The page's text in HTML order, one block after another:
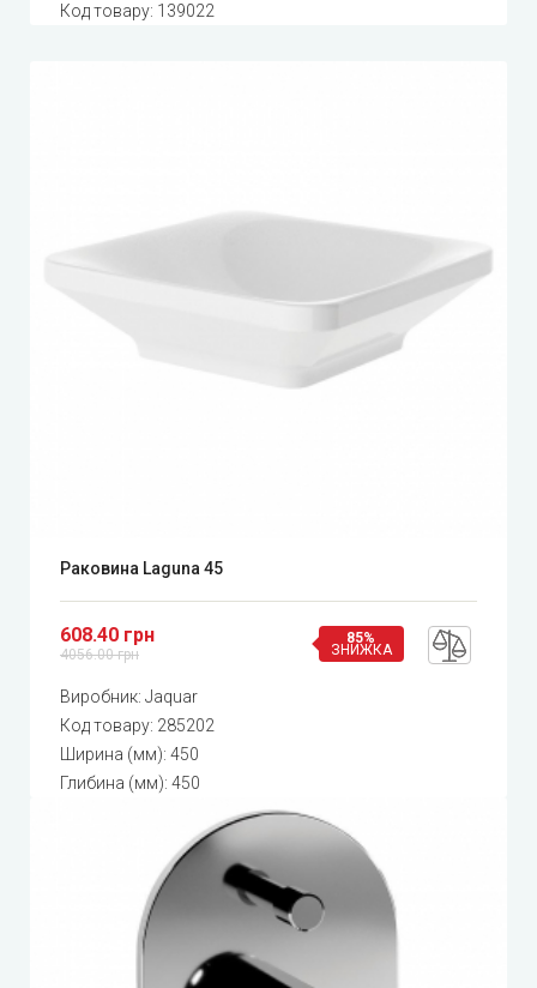
Код товару: 139022
Раковина Laguna 45
608.40 грн
4056.00 грн
85%
ЗНИЖКА
Виробник: Jaquar
Код товару: 285202
Ширина (мм): 450
Глибина (мм): 450